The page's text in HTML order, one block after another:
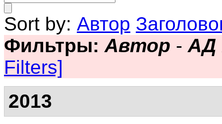
Sort by: Автор
Фильтры: Автор - АД
Filters]
2013